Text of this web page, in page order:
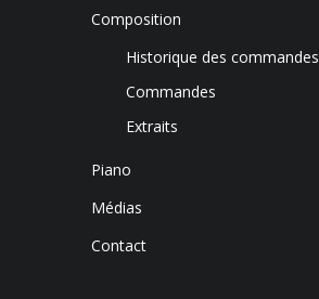
Composition
Historique des commandes
Commandes
Extraits
Piano
Médias
Contact